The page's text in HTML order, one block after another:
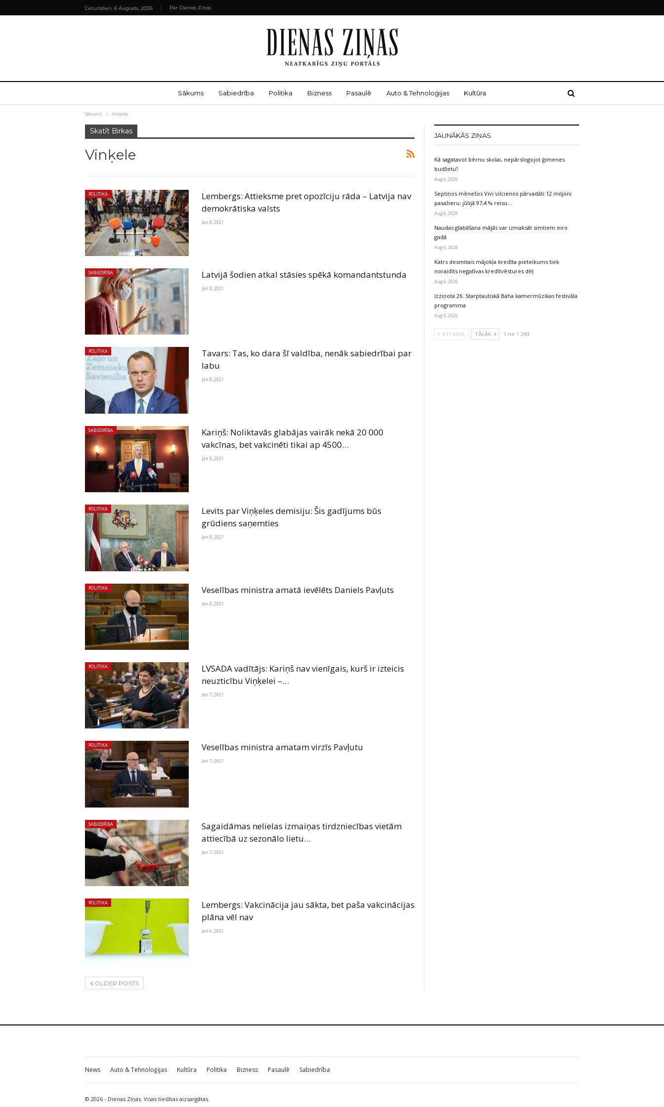
Ceturtdien, 6 Augusts, 2026 Par Dienas Ziņas
Sākums Sabiedrība Politika Bizness Pasaulē Auto & Tehnoloģijas Kultūra
Sākums Vinķele
Skatīt Birkas
Vinķele
POLITIKA
Lembergs: Attieksme pret opozīciju rāda – Latvija nav
demokrātiska valsts
Jan 8, 2021
SABIEDRĪBA Latvijā šodien atkal stāsies spēkā komandantstunda
Jan 8, 2021
POLITIKA
Tavars: Tas, ko dara šī valdība, nenāk sabiedrībai par
labu
Jan 8, 2021
SABIEDRĪBA
Kariņš: Noliktavās glabājas vairāk nekā 20 000
vakcīnas, bet vakcinēti tikai ap 4500…
Jan 8, 2021
POLITIKA
Levits par Viņķeles demisiju: Šis gadījums būs
grūdiens saņemties
Jan 8, 2021
POLITIKA Veselības ministra amatā ievēlēts Daniels Pavļuts
Jan 8, 2021
POLITIKA
LVSADA vadītājs: Kariņš nav vienīgais, kurš ir izteicis
neuzticību Viņķelei –…
Jan 7, 2021
POLITIKA Veselības ministra amatam virzīs Pavļutu
Jan 7, 2021
SABIEDRĪBA
Sagaidāmas nelielas izmaiņas tirdzniecības vietām
attiecībā uz sezonālo lietu…
Jan 7, 2021
POLITIKA
Lembergs: Vakcinācija jau sākta, bet paša vakcinācijas
plāna vēl nav
Jan 6, 2021
OLDER POSTS
JAUNĀKĀS ZIŅAS
Kā sagatavot bērnu skolai, nepārslogojot ģimenes
budžetu?
Aug 6, 2026
Septiņos mēnešos Vivi vilcienos pārvadāti 12 miljoni
pasažieru; jūlijā 97,4 % reisu…
Aug 6, 2026
Naudas glabāšana mājās var izmaksāt simtiem eiro
gadā
Aug 6, 2026
Katrs desmitais mājokļa kredīta pieteikums tiek
noraidīts negatīvas kredītvēstures dēļ
Aug 6, 2026
Izziņota 26. Starptautiskā Baha kamermūzikas festivāla
programma
Aug 5, 2026
ATPAKAĻ TĀLĀK 1 no 1 243
News Auto & Tehnoloģijas Kultūra Politika Bizness Pasaulē Sabiedrība
© 2026 - Dienas Ziņas. Visas tiesības aizsargātas.